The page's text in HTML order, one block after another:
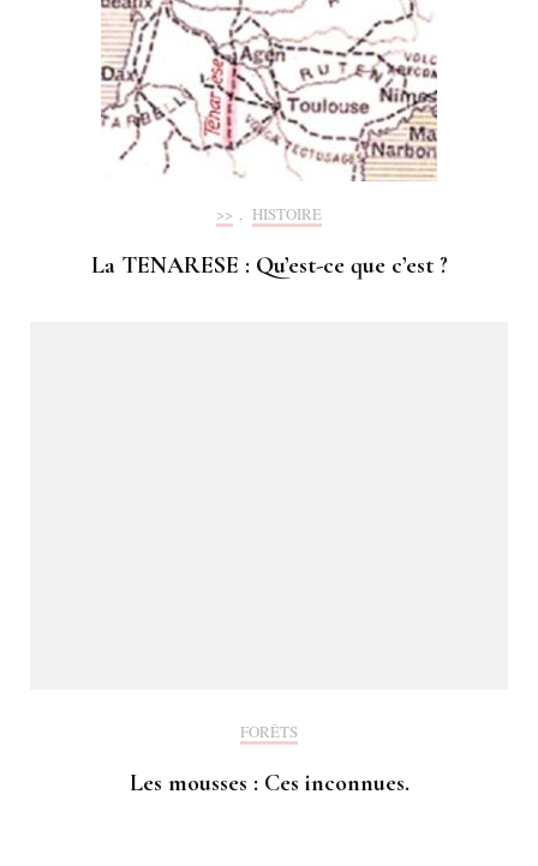
>> , HISTOIRE
La TENARESE : Qu’est-ce que c’est ?
FORÊTS
Les mousses : Ces inconnues.